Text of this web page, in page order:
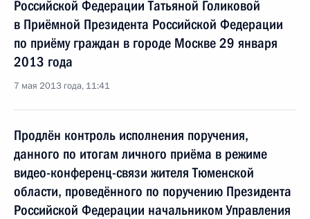
Российской Федерации Татьяной Голиковой
в Приёмной Президента Российской Федерации
по приёму граждан в городе Москве 29 января
2013 года
7 мая 2013 года, 11:41
Продлён контроль исполнения поручения,
данного по итогам личного приёма в режиме
видео-конференц-связи жителя Тюменской
области, проведённого по поручению Президента
Российской Федерации начальником Управления